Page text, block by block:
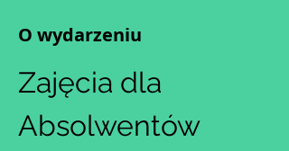
O wydarzeniu
Zajęcia dla
Absolwentów